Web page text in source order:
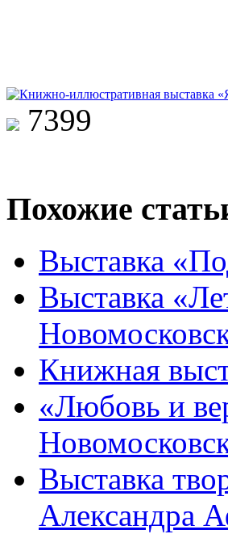
7399
Похожие
Выставка
Выставка
Книжная
«Любовь и
Выставка
Александра